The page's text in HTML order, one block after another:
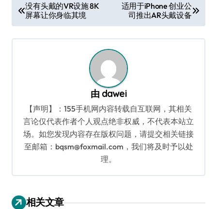
章
导
没有头戴的VR设施 8K
屏幕让你身临其境
适用于iPhone 创业公
司推出AR头戴设备
由 dawei
【声明】：155手机网内容转载自互联网，其相关
言论仅代表作者个人观点绝非权威，不代表本站立
场。如您发现内容存在版权问题，请提交相关链接
至邮箱：bqsm@foxmail.com，我们将及时予以处
理。
相关文章